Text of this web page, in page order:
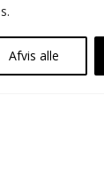
Afvis alle
Kontakt os
Kalender